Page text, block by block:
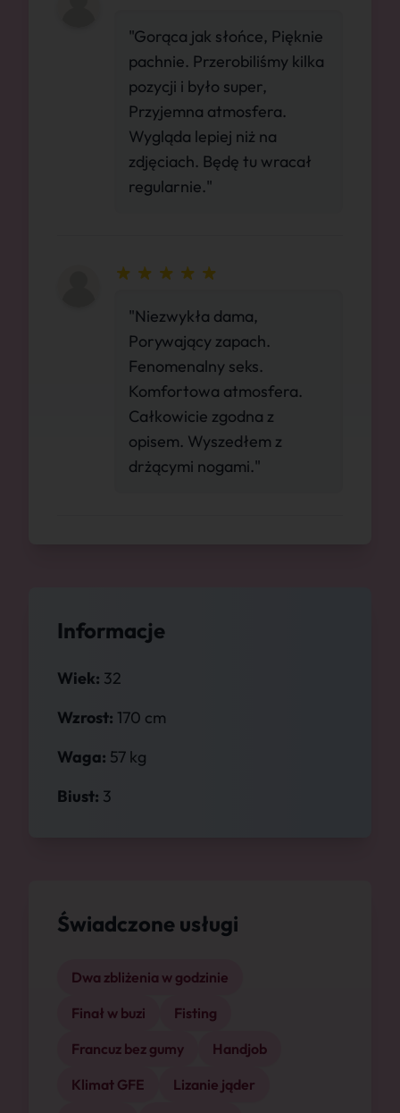
Informacje
Wiek: 32
Wzrost: 170 cm
Waga: 57 kg
Biust: 3
Świadczone usługi
Dwa zbliżenia w godzinie
Finał w buzi
Fisting
Francuz bez gumy
Handjob
Klimat GFE
Lizanie jąder
"Gorąca jak słońce, Pięknie
pachnie. Przerobiliśmy kilka
pozycji i było super,
Przyjemna atmosfera.
Wygląda lepiej niż na
zdjęciach. Będę tu wracał
regularnie."
"Niezwykła dama,
Porywający zapach.
Fenomenalny seks.
Komfortowa atmosfera.
Całkowicie zgodna z
opisem. Wyszedłem z
drżącymi nogami."